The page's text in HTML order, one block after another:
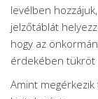
levélben
jelzőtáblát
hogy az
érdekében tükröt
Amint